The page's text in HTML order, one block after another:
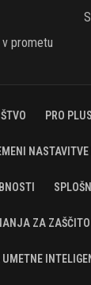
v prometu
PRO PLUS
ZA